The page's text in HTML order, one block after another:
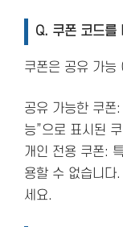
Q. 쿠폰 코드를
쿠폰은 공유 가능
공유 가능한 쿠폰
능”으로 표시된
개인 전용 쿠폰:
용할 수 없습니다
세요.